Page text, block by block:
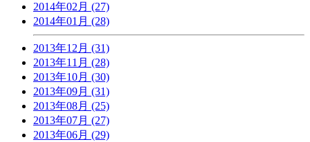
2014年02月 (27)
2014年01月 (28)
2013年12月 (31)
2013年11月 (28)
2013年10月 (30)
2013年09月 (31)
2013年08月 (25)
2013年07月 (27)
2013年06月 (29)